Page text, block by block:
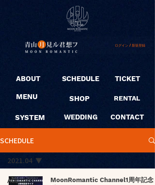
ログイン / 新規登録
ABOUT
MENU
SYSTEM
SCHEDULE
SHOP
WEDDING
TICKET
RENTAL
CONTACT
SCHEDULE
ALL
2021.04
MoonRomantic Channel1周年記念